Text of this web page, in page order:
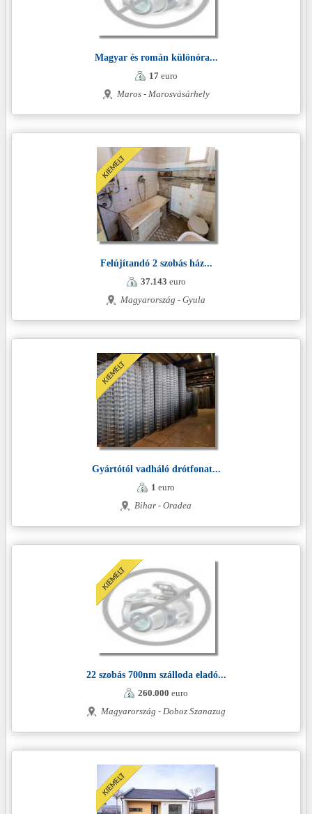
Magyar és román különóra...
17euro
Maros - Marosvásárhely
Felújítandó 2 szobás ház...
37.143 euro
Magyarország - Gyula
Gyártótól vadháló drótfonat...
1 euro
Bihar - Oradea
22 szobás 700nm szálloda eladó...
260.000 euro
Magyarország - Doboz Szanazug